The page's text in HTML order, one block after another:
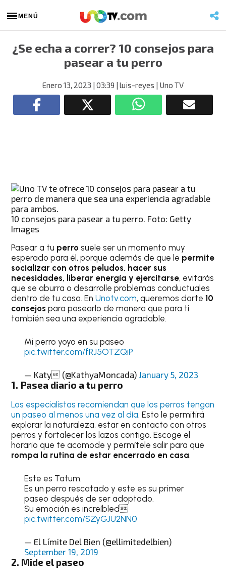
MENÚ
¿Se echa a correr? 10 consejos para
pasear a tu perro
Enero 13, 2023 | 03:39 | luis-reyes | Uno TV
10 consejos para pasear a tu perro. Foto: Getty
Images
Pasear a tu perrosuele ser un momento muy
esperado para él, porque además de que le permite
socializar con otros peludos, hacer sus
necesidades, liberar energía y ejercitarse, evitarás
que se aburra o desarrolle problemas conductuales
dentro de tu casa. EnUnotv.com, queremos darte10
consejospara pasearlo de manera que para ti
también sea una experiencia agradable.
Mi perro yoyo en su paseo
pic.twitter.com/fRJ5OTZQiP
— Katy (@KathyaMoncada) January 5, 2023
1. Pasea diario a tu perro
Los especialistas recomiendan que los perros tengan
un paseo al menos una vez al día. Esto le permitirá
explorar la naturaleza, estar en contacto con otros
perros y fortalecer los lazos contigo. Escoge el
horario que te acomode y permítele salir para que
rompa la rutina de estar encerrado en casa.
Este es Tatum.
Es un perro rescatado y este es su primer
paseo después de ser adoptado.
Su emoción es increíbled
pic.twitter.com/SZyGJU2NN0
— El Límite Del Bien (@ellimitedelbien)
September 19, 2019
2. Mide el paseo